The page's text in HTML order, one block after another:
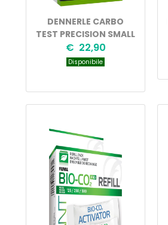
DENNERLE CARBO
TEST PRECISION SMALL
€ 22,90
Disponibile